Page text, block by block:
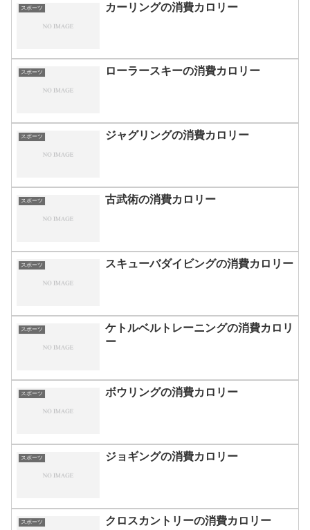
スポーツ カーリングの消費カロリー
スポーツ ローラースキーの消費カロリー
スポーツ ジャグリングの消費カロリー
スポーツ 古武術の消費カロリー
スポーツ スキューバダイビングの消費カロリー
スポーツ
ケトルベルトレーニングの消費カロリ
ー
スポーツ ボウリングの消費カロリー
スポーツ ジョギングの消費カロリー
スポーツ クロスカントリーの消費カロリー